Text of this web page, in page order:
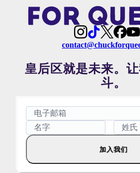
皇后区就是未来。
斗。
加入我们